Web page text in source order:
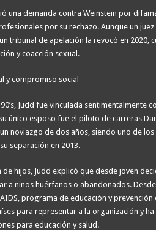
una demanda contra Weinstein por
por su rechazo. Aunque un
tribunal de apelación la revocó en 2020,
y coacción sexual.
y compromiso social
Judd fue vinculada sentimentalmente
único esposo fue el piloto de carreras
noviazgo de dos años, siendo uno de
separación en 2013.
de hijos, Judd explicó que desde joven
a niños huérfanos o abandonados.
programa de educación y
para representar a la organización y
para educación y salud.